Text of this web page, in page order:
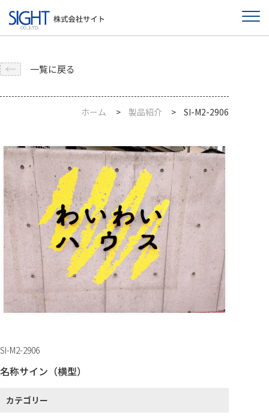
一覧に戻る
ホーム 製品紹介 SI-M2-2906
SI-M2-2906
名称サイン（横型）
カテゴリー